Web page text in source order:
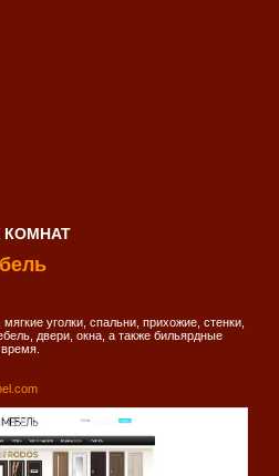
КОМНАТ
уголки, спальни, прихожие, стенки,
двери, окна, а также бильярдные